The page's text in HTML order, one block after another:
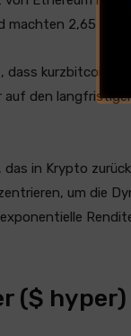
2,65 Mrd.
dass kurzbitcoin-
auf den
in Krypto
um die
($ hyper)